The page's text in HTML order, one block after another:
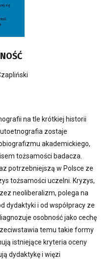
na tle krótkiej historii
zostaje
akademickiego,
tożsamości badacza.
potrzebniejszą w Polsce ze
tożsamości uczelni. Kryzys,
neoliberalizm, polega na
dydaktyki i od współpracy ze
osobność jako cechę
temu takie formy
istniejące kryteria oceny
dydaktykę i więzi